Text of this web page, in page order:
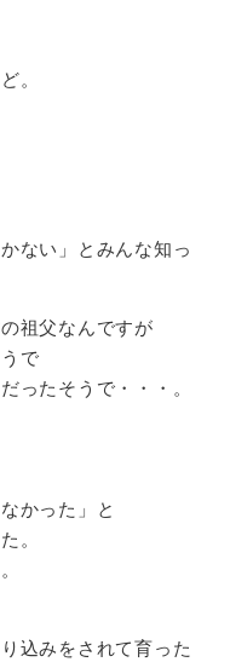
。
ない」とみんな知っ
祖父なんですが
で
ったそうで・・・。
かった」と
。
込みをされて育った